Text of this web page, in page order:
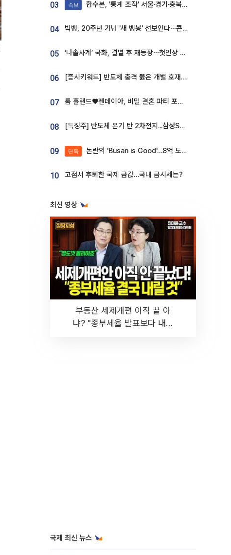
03 속보 합수본, '통계 조작' 서울·경기·충북 선관위 등 추가 압수수색
04 빅뱅, 20주년 기념 '새 뱅봉' 선보인다⋯콘서트 앞두고 팝업 개최
05 ‘나솔사계’ 국화, 결별 후 재등장⋯첫인상 투표 휩쓸고 ‘인기녀’ 등극
06 [증시키워드] 반도체 충격 뚫은 개별 호재...포스코퓨처엠·에코프로·한화솔루션 '눈길'
07 톰 홀랜드♥젠데이아, 비밀 결혼 파티 포착⋯호텔 대관비만 9억
08 [특징주] 반도체 온기 탄 2차전지...삼성SDI, 장 초반 7% 넘게 껑충
09 단독 논란의 'Busan is Good'…8억 도시브랜드, 용산 대통령실 CI 업체가 수행
10 고점서 후퇴한 국제 금값…국내 금시세는?
최신 영상
부동산 세제개편 아직 끝 아
냐? "종부세율 발표보다 내릴
국제 최신 뉴스